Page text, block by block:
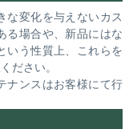
な変化を与えないカス
る場合や、新品にはな
いう性質上、これらを
ださい。
ナンスはお客様にて行